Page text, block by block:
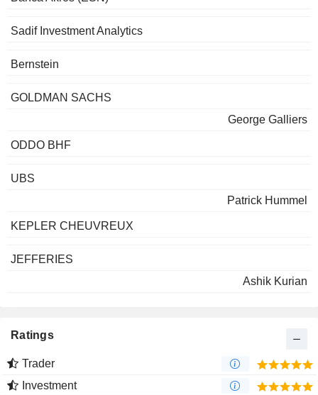
Sadif Investment Analytics
Bernstein
GOLDMAN SACHS
George Galliers
ODDO BHF
UBS
Patrick Hummel
KEPLER CHEUVREUX
JEFFERIES
Ashik Kurian
Ratings
Trader
Investment